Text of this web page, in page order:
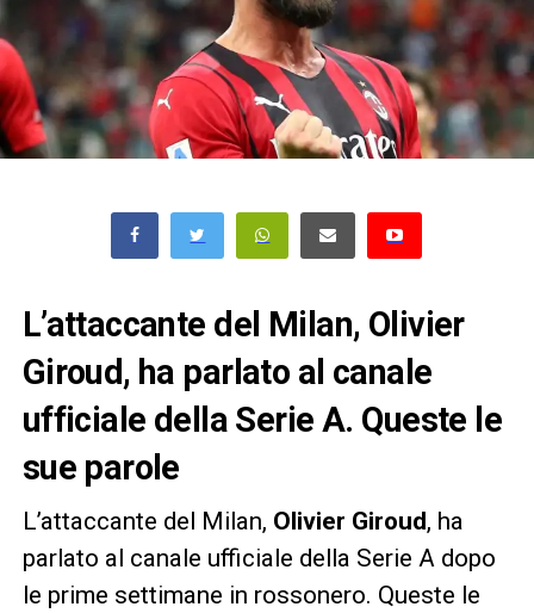
L’attaccante del Milan, Olivier
Giroud, ha parlato al canale
ufficiale della Serie A. Queste le
sue parole
L’attaccante del Milan, Olivier Giroud, ha
parlato al canale ufficiale della Serie A dopo
le prime settimane in rossonero. Queste le